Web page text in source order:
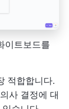
이트보드를
적합합니다.
사 결정에 대